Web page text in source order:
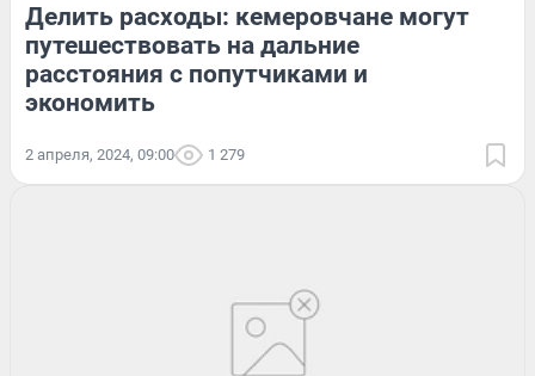
Делить расходы: кемеровчане могут
путешествовать на дальние
расстояния с попутчиками и
экономить
2 апреля, 2024, 09:00 1 279